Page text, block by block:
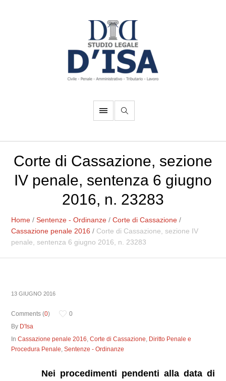
Corte di Cassazione, sezione
IV penale, sentenza 6 giugno
2016, n. 23283
Home /Sentenze - Ordinanze /Corte di Cassazione /
Cassazione penale 2016 / Corte di Cassazione, sezione IV
penale, sentenza 6 giugno 2016, n. 23283
13 GIUGNO 2016
Comments (0)
0
By D'Isa
InCassazione penale 2016,Corte di Cassazione, Diritto Penale e
Procedura Penale,Sentenze - Ordinanze
Nei procedimenti pendenti alla data di